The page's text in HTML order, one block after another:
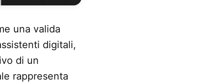
una valida
digitali,
di un
rappresenta